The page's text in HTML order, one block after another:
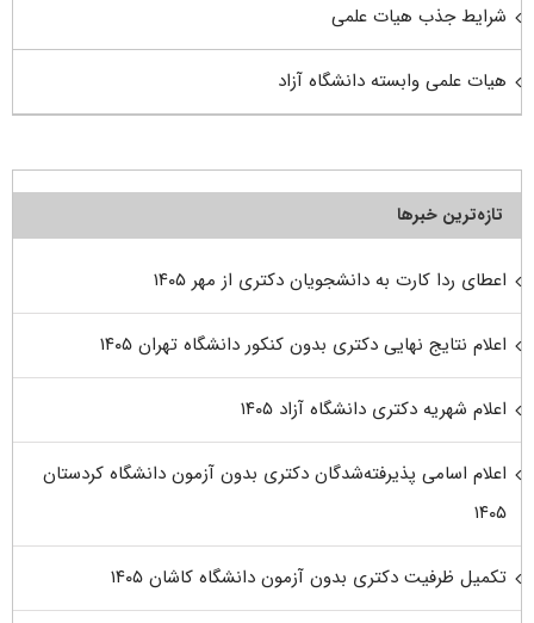
شرایط جذب هیات علمی
هیات علمی وابسته دانشگاه آزاد
تازه‌ترین خبرها
اعطای ردا کارت به دانشجویان دکتری از مهر ۱۴۰۵
اعلام نتایج نهایی دکتری بدون کنکور دانشگاه تهران ۱۴۰۵
اعلام شهریه دکتری دانشگاه آزاد ۱۴۰۵
اعلام اسامی پذیرفته‌شدگان دکتری بدون آزمون دانشگاه کردستان
۱۴۰۵
تکمیل ظرفیت دکتری بدون آزمون دانشگاه کاشان ۱۴۰۵